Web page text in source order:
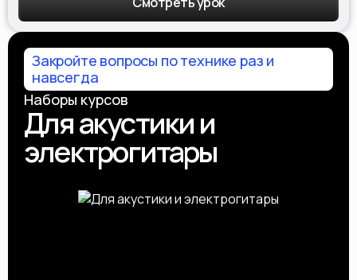
Закройте вопросы по технике раз и
навсегда
Наборы курсов
Для акустики и
электрогитары